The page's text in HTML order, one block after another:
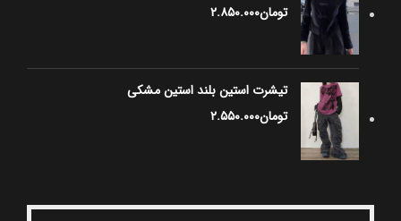
تومان۲.۸۵۰.۰۰۰
تیشرت استین بلند استین مشکی
تومان۲.۵۵۰.۰۰۰